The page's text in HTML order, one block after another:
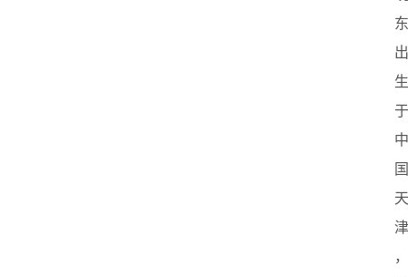
东
出
生
于
中
国
天
津
，